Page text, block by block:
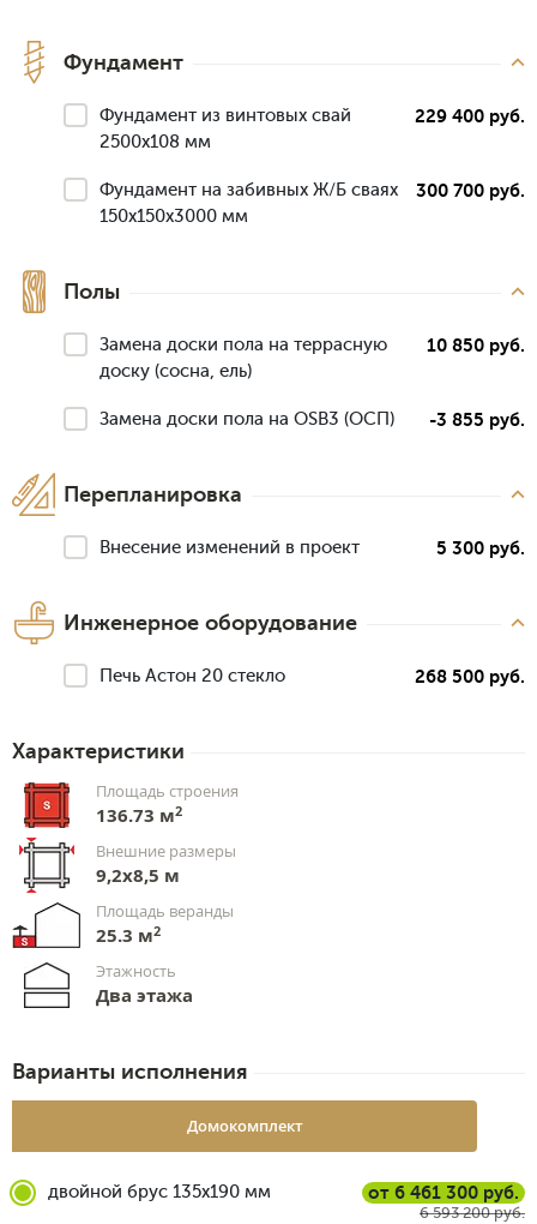
Фундамент
Фундамент из винтовых свай
2500х108 мм
229 400 руб.
Фундамент на забивных Ж/Б сваях
150x150x3000 мм
300 700 руб.
Полы
Замена доски пола на террасную
доску (сосна, ель)
10 850 руб.
Замена доски пола на OSB3 (ОСП) -3 855 руб.
Перепланировка
Внесение изменений в проект 5 300 руб.
Инженерное оборудование
Печь Астон 20 стекло 268 500 руб.
Характеристики
Площадь строения
136.73 м2
Внешние размеры
9,2x8,5 м
Площадь веранды
25.3 м2
Этажность
Два этажа
Варианты исполнения
Домокомплект
двойной брус 135x190 мм от 6 461 300 руб.
6 593 200 руб.